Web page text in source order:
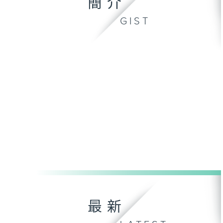
簡介
GIST
最新